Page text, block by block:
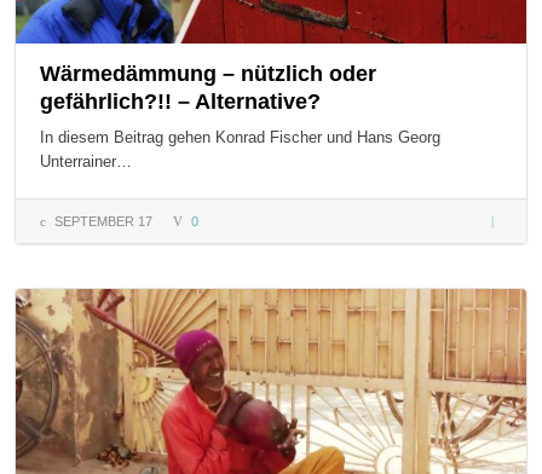
Wärmedämmung – nützlich oder
gefährlich?!! – Alternative?
In diesem Beitrag gehen Konrad Fischer und Hans Georg
Unterrainer…
SEPTEMBER 17 0
–